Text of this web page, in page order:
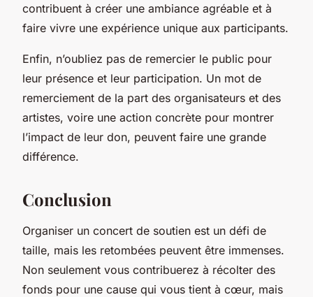
contribuent à créer une ambiance agréable et à
faire vivre une expérience unique aux participants.
Enfin, n’oubliez pas de remercier le public pour
leur présence et leur participation. Un mot de
remerciement de la part des organisateurs et des
artistes, voire une action concrète pour montrer
l’impact de leur don, peuvent faire une grande
différence.
Conclusion
Organiser un concert de soutien est un défi de
taille, mais les retombées peuvent être immenses.
Non seulement vous contribuerez à récolter des
fonds pour une cause qui vous tient à cœur, mais